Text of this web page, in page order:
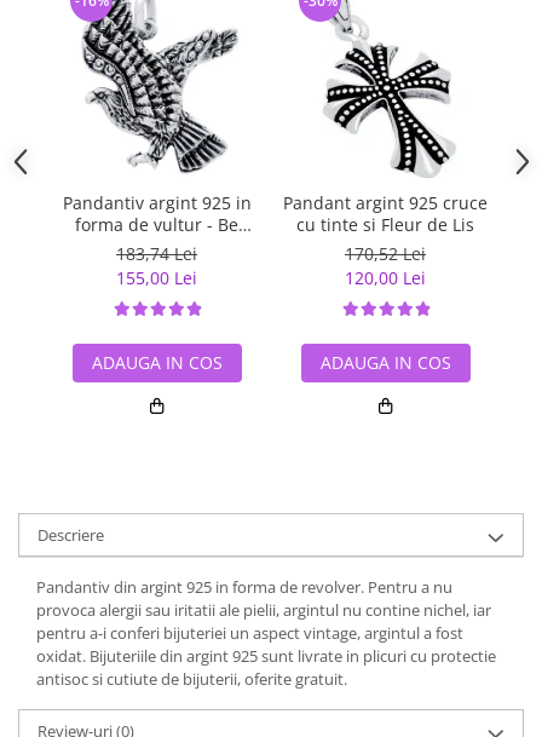
Pandantiv argint 925 in
forma de vultur - Be
Daring
183,74 Lei
155,00 Lei
ADAUGA IN COS
Pandant argint 925 cruce
cu tinte si Fleur de Lis
170,52 Lei
120,00 Lei
ADAUGA IN COS
Descriere
Pandantiv din argint 925 in forma de revolver. Pentru a nu
provoca alergii sau iritatii ale pielii, argintul nu contine nichel, iar
pentru a-i conferi bijuteriei un aspect vintage, argintul a fost
oxidat. Bijuteriile din argint 925 sunt livrate in plicuri cu protectie
antisoc si cutiute de bijuterii, oferite gratuit.
Review-uri(0)